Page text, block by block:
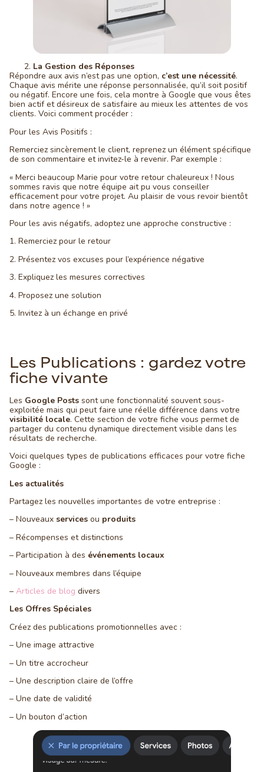
La Gestion des Réponses
Répondre aux avis n’est pas une option, c’est une nécessité.
Chaque avis mérite une réponse personnalisée, qu’il soit positif
ou négatif. Encore une fois, cela montre à Google que vous êtes
bien actif et désireux de satisfaire au mieux les attentes de vos
clients. Voici comment procéder :
Pour les Avis Positifs :
Remerciez sincèrement le client, reprenez un élément spécifique
de son commentaire et invitez-le à revenir. Par exemple :
« Merci beaucoup Marie pour votre retour chaleureux ! Nous
sommes ravis que notre équipe ait pu vous conseiller
efficacement pour votre projet. Au plaisir de vous revoir bientôt
dans notre agence ! »
Pour les avis négatifs, adoptez une approche constructive :
1. Remerciez pour le retour
2. Présentez vos excuses pour l’expérience négative
3. Expliquez les mesures correctives
4. Proposez une solution
5. Invitez à un échange en privé
Les Publications : gardez votre
fiche vivante
Les Google Posts sont une fonctionnalité souvent sous-
exploitée mais qui peut faire une réelle différence dans votre
visibilité locale. Cette section de votre fiche vous permet de
partager du contenu dynamique directement visible dans les
résultats de recherche.
Voici quelques types de publications efficaces pour votre fiche
Google :
Les actualités
Partagez les nouvelles importantes de votre entreprise :
– Nouveaux services ou produits
– Récompenses et distinctions
– Participation à des événements locaux
– Nouveaux membres dans l’équipe
– Articles de blog divers
Les Offres Spéciales
Créez des publications promotionnelles avec :
– Une image attractive
– Un titre accrocheur
– Une description claire de l’offre
– Une date de validité
– Un bouton d’action